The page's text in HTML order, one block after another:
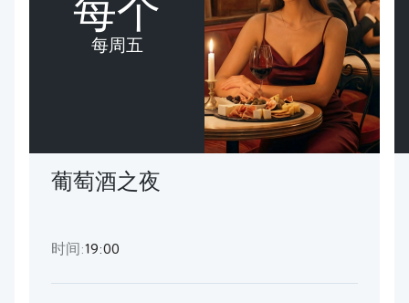
每个
每周五
葡萄酒之夜
时间:19:00